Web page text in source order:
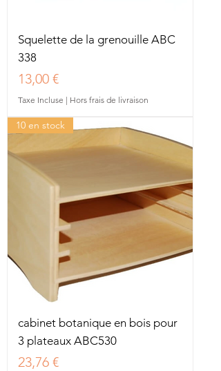
Squelette de la grenouille ABC
338
Prix
13,00 €
Taxe Incluse | Hors frais de livraison
10 en stock
cabinet botanique en bois pour
3 plateaux ABC530
Prix
23,76 €